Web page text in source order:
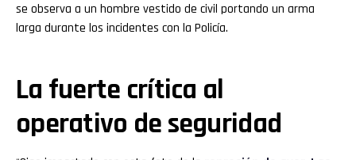
se observa a un hombre vestido de civil portando un arma
larga durante los incidentes con la Policía.
La fuerte crítica al
operativo de seguridad